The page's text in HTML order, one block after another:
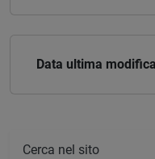
Data ultima
Cerca nel sito